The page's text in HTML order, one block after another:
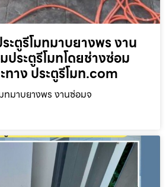
ะตูรีโมทมาบยางพร งาน
ระตูรีโมทโดยช่างซ่อม
ทาง ประตูรีโมท.com
ทมาบยางพร งานซ่อมจ